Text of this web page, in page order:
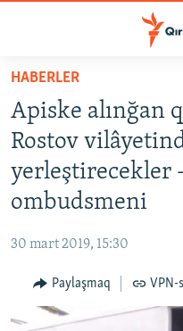
Esas
qaytmaq
Baş
navigatsiyağa
qaytmaq
Qıdıruvğa
HABERLER
SİYASET
İQTİSADİYAT
CEMİYET
İNSAN AQLARI
VİDEO
SÜRET
HABERLER
Apiske alınğan
Rostov
yerleştirecekler
ombudsmeni
30 mart 2019, 15:30
Paylaşmaq VPN-